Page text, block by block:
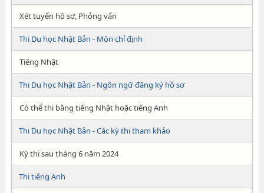
Xét tuyển hồ sơ, Phỏng vấn
Thi Du học Nhật Bản - Môn chỉ định
Tiếng Nhật
Thi Du học Nhật Bản - Ngôn ngữ đăng ký hồ sơ
Có thể thi bằng tiếng Nhật hoặc tiếng Anh
Thi Du học Nhật Bản - Các kỳ thi tham khảo
Kỳ thi sau tháng 6 năm 2024
Thi tiếng Anh